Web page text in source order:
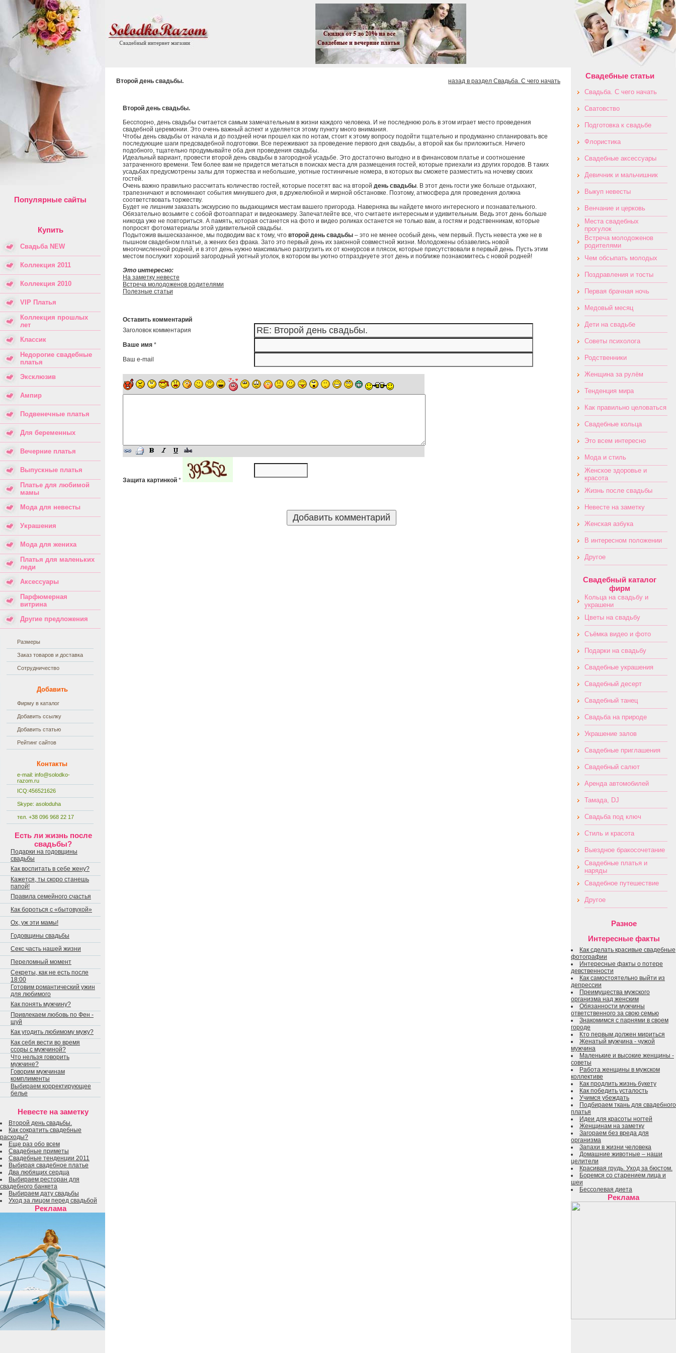
Популярные сайты
Купить
Свадьба NEW
Коллекция 2011
Коллекция 2010
VIP Платья
Коллекция прошлых
лет
Классик
Недорогие свадебные
платья
Эксклюзив
Ампир
Подвенечные платья
Для беременных
Вечерние платья
Выпускные платья
Платье для любимой
мамы
Мода для невесты
Украшения
Мода для жениха
Платья для маленьких
леди
Аксессуары
Парфюмерная
витрина
Другие предложения
Размеры
Заказ товаров и доставка
Сотрудничество
Добавить
Фирму в каталог
Добавить ссылку
Добавить статью
Рейтинг сайтов
Контакты
e-mail: info@solodko-
razom.ru
ICQ:456521626
Skype: asoloduha
тел. +38 096 968 22 17
Есть ли жизнь после
свадьбы?
Подарки на годовщины
свадьбы
Как воспитать в себе жену?
Кажется, ты скоро станешь
папой!
Правила семейного счастья
Как бороться с «бытовухой»
Ох, уж эти мамы!
Годовщины свадьбы
Секс часть нашей жизни
Переломный момент
Секреты, как не есть после
18:00
Готовим романтический ужин
для любимого
Как понять мужчину?
Привлекаем любовь по Фен -
шуй
Как угодить любимому мужу?
Как себя вести во время
ссоры с мужчиной?
Что нельзя говорить
мужчине?
Говорим мужчинам
комплименты
Выбираем корректирующее
белье
Невесте на заметку
Второй день свадьбы.
Как сократить свадебные
расходы?
Еще раз обо всем
Свадебные приметы
Свадебные тенденции 2011
Выбирая свадебное платье
Два любящих сердца
Выбираем ресторан для
свадебного банкета
Выбираем дату свадьбы
Уход за лицом перед свадьбой
Реклама
Второй день свадьбы. назад в раздел Свадьба. С чего начать
Второй день свадьбы.
Бесспорно, день свадьбы считается самым замечательным в жизни каждого человека. И не последнюю роль в этом играет место проведения
свадебной церемонии. Это очень важный аспект и уделяется этому пункту много внимания.
Чтобы день свадьбы от начала и до поздней ночи прошел как по нотам, стоит к этому вопросу подойти тщательно и продуманно спланировать все
последующие шаги предсвадебной подготовки. Все переживают за проведение первого дня свадьбы, а второй как бы приложиться. Ничего
подобного, тщательно продумывайте оба дня проведения свадьбы.
Идеальный вариант, провести второй день свадьбы в загородной усадьбе. Это достаточно выгодно и в финансовом платье и соотношение
затраченного времени. Тем более вам не придется метаться в поисках места для размещения гостей, которые приехали из других городов. В таких
усадьбах предусмотрены залы для торжества и небольшие, уютные гостиничные номера, в которых вы сможете разместить на ночевку своих
гостей.
Очень важно правильно рассчитать количество гостей, которые посетят вас на второй день свадьбы. В этот день гости уже больше отдыхают,
трапезничают и вспоминают события минувшего дня, в дружелюбной и мирной обстановке. Поэтому, атмосфера для проведения должна
соответствовать торжеству.
Будет не лишним заказать экскурсию по выдающимся местам вашего пригорода. Наверняка вы найдете много интересного и познавательного.
Обязательно возьмите с собой фотоаппарат и видеокамеру. Запечатлейте все, что считаете интересным и удивительным. Ведь этот день больше
никогда уже не повториться. А память, которая останется на фото и видео роликах останется не только вам, а гостям и родственникам, которые
попросят фотоматериалы этой удивительной свадьбы.
Подытожив вышесказанное, мы подводим вас к тому, что второй день свадьбы – это не менее особый день, чем первый. Пусть невеста уже не в
пышном свадебном платье, а жених без фрака. Зато это первый день их законной совместной жизни. Молодожены обзавелись новой
многочисленной родней, и в этот день нужно максимально разгрузить их от конкурсов и плясок, которые присутствовали в первый день. Пусть этим
местом послужит хороший загородный уютный уголок, в котором вы уютно отпразднуете этот день и поближе познакомитесь с новой родней!
Это интересно:
На заметку невесте
Встреча молодоженов родителями
Полезные статьи
Оставить комментарий
Заголовок комментария
Ваше имя *
Ваш e-mail
Защита картинкой *
Свадебные статьи
Свадьба. С чего начать
Сватовство
Подготовка к свадьбе
Флористика
Свадебные аксессуары
Девичник и мальчишник
Выкуп невесты
Венчание и церковь
Места свадебных
прогулок
Встреча молодоженов
родителями
Чем обсыпать молодых
Поздравления и тосты
Первая брачная ночь
Медовый месяц
Дети на свадьбе
Советы психолога
Родственники
Женщина за рулём
Тенденция мира
Как правильно целоваться
Свадебные кольца
Это всем интересно
Mода и стиль
Женское здоровье и
красота
Жизнь после свадьбы
Невесте на заметку
Женская азбука
В интересном положении
Другое
Свадебный каталог
фирм
Кольца на свадьбу и
украшени
Цветы на свадьбу
Съёмка видео и фото
Подарки на свадьбу
Свадебные украшения
Свадебный десерт
Свадебный танец
Свадьба на природе
Украшение залов
Свадебные приглашения
Свадебный салют
Аренда автомобилей
Тамада, DJ
Свадьба под ключ
Стиль и красота
Выездное бракосочетание
Свадебные платья и
наряды
Свадебное путешествие
Другое
Разное
Интересные факты
Как сделать красивые свадебные
фотографии
Интересные факты о потере
девственности
Как самостоятельно выйти из
депрессии
Преимущества мужского
организма над женским
Обязанности мужчины
ответственного за свою семью
Знакомимся с парнями в своем
городе
Кто первым должен мириться
Женатый мужчина - чужой
мужчина
Маленькие и высокие женщины -
советы
Работа женщины в мужском
коллективе
Как продлить жизнь букету
Как победить усталость
Учимся убеждать
Подбираем ткань для свадебного
платья
Идеи для красоты ногтей
Женщинам на заметку
Загораем без вреда для
организма
Запахи в жизни человека
Домашние животные – наши
целители
Красивая грудь. Уход за бюстом.
Боремся со старением лица и
шеи
Бессолевая диета
Реклама